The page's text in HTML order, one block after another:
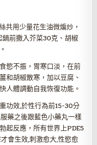
共用少量花生油微煸炒，
前撒入芥菜30克、胡椒
慾不振，胃寒口淡，在前
和胡椒散寒，加以豆腐、
人體調動自我恢復功能。
功效,於性行為前15-30分
藥之後跟藍色小藥丸一樣
起反應，所有世界上PDE5
會生效,刺激愈大,性慾愈